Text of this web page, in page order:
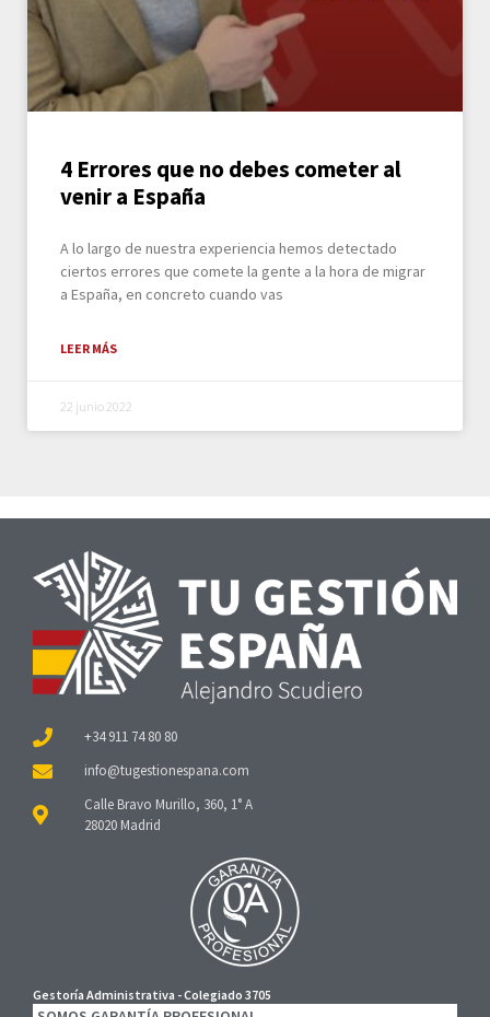
4 Errores que no debes cometer al
venir a España
A lo largo de nuestra experiencia hemos detectado
ciertos errores que comete la gente a la hora de migrar
a España, en concreto cuando vas
LEER MÁS
22 junio 2022
+34 911 74 80 80
Calle Bravo Murillo, 360, 1° A
28020 Madrid
Gestoría Administrativa - Colegiado 3705